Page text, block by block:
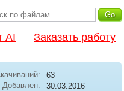
AI Заказать работу
63
Добавлен:
30.03.2016